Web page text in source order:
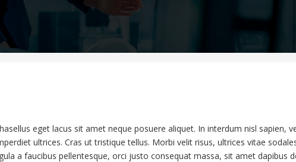
eget lacus sit amet neque posuere aliquet. In interdum nisl sapien,
ultrices. Cras ut tristique tellus. Morbi velit risus, ultrices vitae
a faucibus pellentesque, orci justo consequat massa, sit amet dapibus